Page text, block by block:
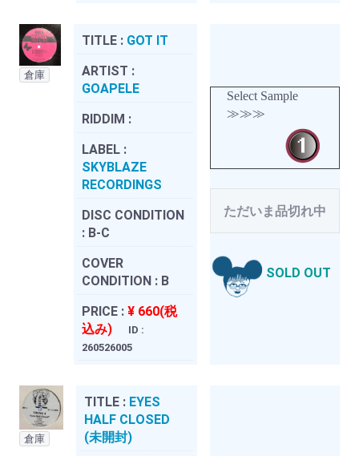
倉庫
TITLE : GOT IT
ARTIST :
GOAPELE
RIDDIM :
LABEL :
SKYBLAZE
RECORDINGS
DISC CONDITION
: B-C
COVER
CONDITION : B
PRICE : ¥ 660(税
込み)
ID :
260526005
Select Sample
≫≫≫
ただいま品切れ中
SOLD OUT
倉庫
TITLE : EYES
HALF CLOSED
(未開封)